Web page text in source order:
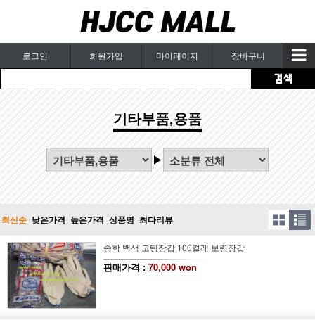
로그인 회원가입 마이페이지 장바구니
기타부품,용품
최신순 낮은가격 높은가격 상품명 최다리뷰
송학 백색 코팅장갑 100켤레 보령장갑
판매가격 : 70,000 won